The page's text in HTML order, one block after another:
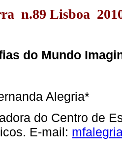
n.89 Lisboa
do Mundo
Alegria*
do Centro de
E-mail: